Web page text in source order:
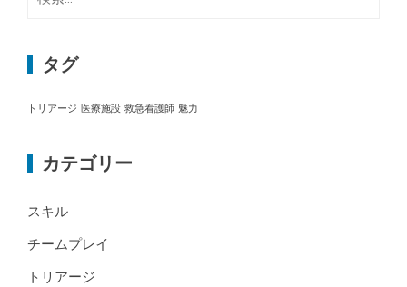
索:
タグ
トリアージ 医療施設 救急看護師 魅力
カテゴリー
スキル
チームプレイ
トリアージ